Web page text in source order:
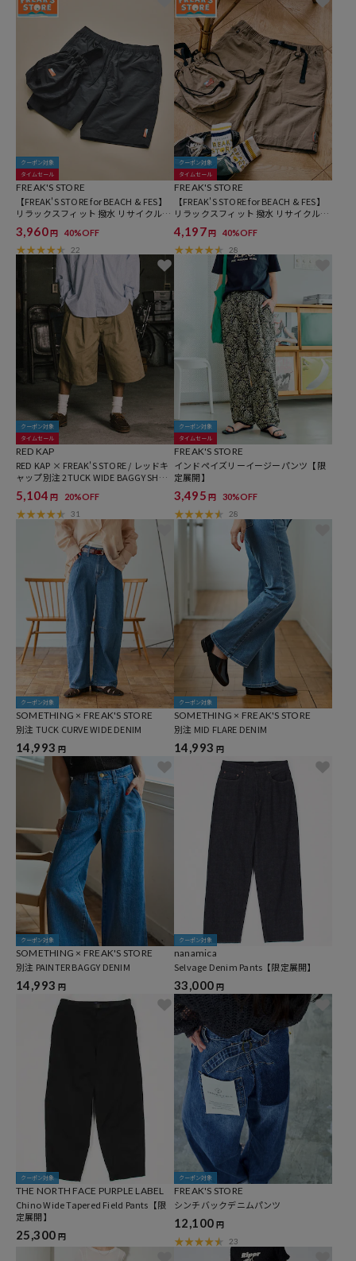
クーポン対象
タイムセール
FREAK'S STORE
【FREAK'S STORE for BEACH & FES】
リラックスフィット 撥水 リサイクルナ
イロン イージーショーツ/バッグ付き
3,960円 40%OFF
22
クーポン対象
タイムセール
FREAK'S STORE
【FREAK'S STORE for BEACH & FES】
リラックスフィット 撥水 リサイクルナ
イロン ウェビングベルトショーツ/バッ
グ付き
4,197円 40%OFF
28
クーポン対象
タイムセール
RED KAP
RED KAP × FREAK'S STORE / レッドキ
ャップ別注 2TUCK WIDE BAGGY SHOR
TS
5,104 円 20%OFF
31
クーポン対象
タイムセール
FREAK'S STORE
インドペイズリーイージーパンツ【限
定展開】
3,495 円 30%OFF
28
クーポン対象
SOMETHING × FREAK'S STORE
別注 TUCK CURVE WIDE DENIM
14,993 円
クーポン対象
SOMETHING × FREAK'S STORE
別注 MID FLARE DENIM
14,993 円
クーポン対象
SOMETHING × FREAK'S STORE
別注 PAINTER BAGGY DENIM
14,993 円
クーポン対象
nanamica
Selvage Denim Pants【限定展開】
33,000 円
クーポン対象
THE NORTH FACE PURPLE LABEL
Chino Wide Tapered Field Pants【限
定展開】
25,300 円
クーポン対象
FREAK'S STORE
シンチバックデニムパンツ
12,100 円
23